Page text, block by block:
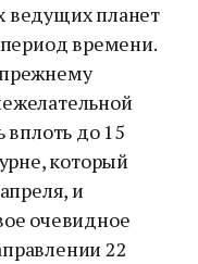
ведущих планет
период времени.
вплоть до 15
который
и
очевидное
22